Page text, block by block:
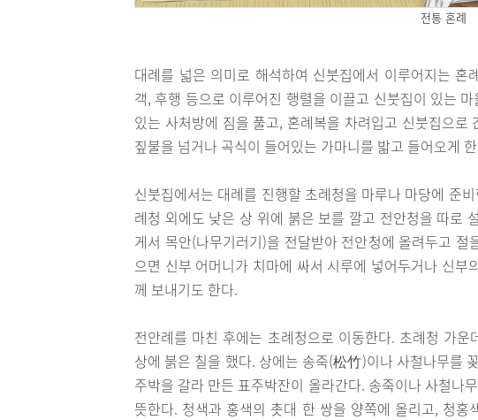
전통 혼례
대례를 넓은 의미로 해석하여 신붓집에서 이루어지는
객, 후행 등으로 이루어진 행렬을 이끌고 신붓집이 있는
있는 사처방에 짐을 풀고, 혼례복을 차려입고 신붓집으
짚불을 넘거나 곡식이 들어있는 가마니를 밟고 들어오게
신붓집에서는 대례를 진행할 초례청을 마루나 마당에 준
례청 외에도 낮은 상 위에 붉은 보를 깔고 전안청을 따로
게서 목안(나무기러기)을 전달받아 전안청에 올려두고
으면 신부 어머니가 치마에 싸서 시루에 넣어두거나 신
께 보내기도 한다.
전안례를 마친 후에는 초례청으로 이동한다. 초례청 가
상에 붉은 칠을 했다. 상에는 송죽(松竹)이나 사철나무를
주박을 갈라 만든 표주박잔이 올라간다. 송죽이나 사철나
뜻한다. 청색과 홍색의 촛대 한 쌍을 양쪽에 올리고, 청